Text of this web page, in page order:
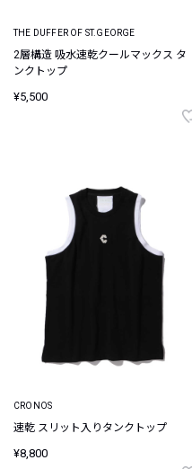
THE DUFFER OF ST.GEORGE
2層構造 吸水速乾クールマックス タ
ンクトップ
¥5,500
CRONOS
速乾 スリット入りタンクトップ
¥8,800